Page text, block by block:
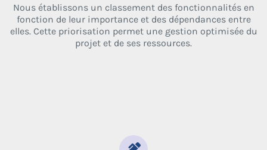
Nous établissons un classement des fonctionnalités en
fonction de leur importance et des dépendances entre
elles. Cette priorisation permet une gestion optimisée du
projet et de ses ressources.